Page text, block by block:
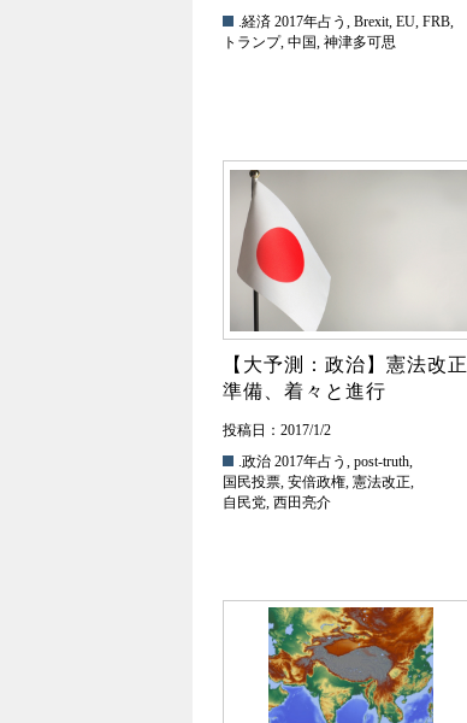
.経済 2017年占う , Brexit, EU, FRB,
トランプ, 中国, 神津多可思
【大予測：政治】憲法改正
準備、着々と進行
投稿日：2017/1/2
.政治 2017年占う , post-truth,
国民投票, 安倍政権, 憲法改正,
自民党, 西田亮介